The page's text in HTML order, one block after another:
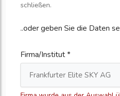
schließen.
..oder geben Sie die Daten
Firma/Institut *